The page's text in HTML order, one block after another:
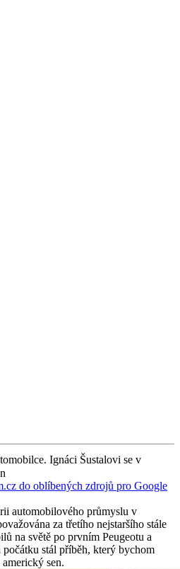
Ignáci Šustalovi se v
do oblíbených zdrojů pro Google
automobilového průmyslu v
za třetího nejstaršího stále
na světě po prvním Peugeotu a
stál příběh, který bychom
sen.